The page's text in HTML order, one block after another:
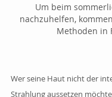
Um beim
nachzuhelfen,
Methoden in
Wer seine Haut nicht der
Strahlung aussetzen